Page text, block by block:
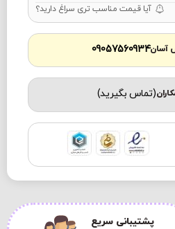
آیا قیمت مناسب تری سراغ دارید؟
آسان09057560934
(تماس بگیرید)
پشتیبانی سریع